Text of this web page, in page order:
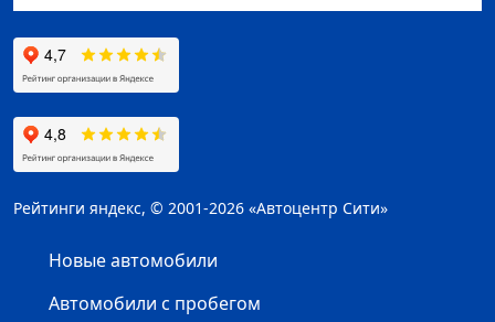
Рейтинги яндекс, © 2001-2026 «Автоцентр Сити»
Новые автомобили
Автомобили с пробегом